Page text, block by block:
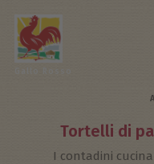
Tortelli di
I contadini